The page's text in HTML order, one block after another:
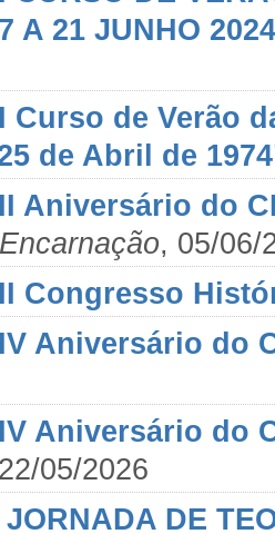
A 21 JUNHO
Curso de Verão
de Abril de
Aniversário do
, 05/06/
Congresso
Aniversário do
Aniversário do
05/2026
DE